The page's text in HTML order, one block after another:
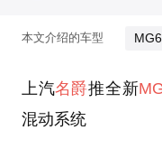
本文介绍的车型 MG6
上汽名爵推全新
混动系统